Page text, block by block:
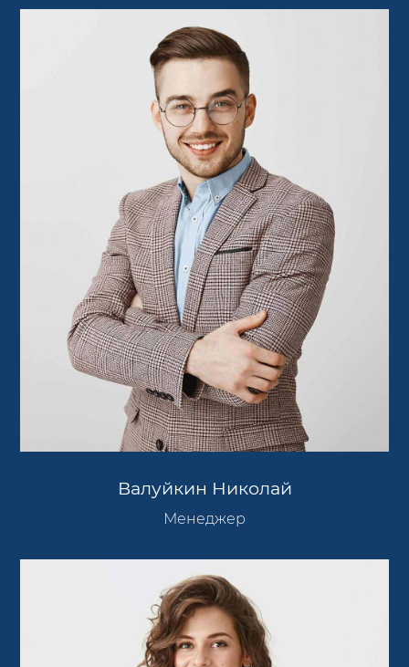
Валуйкин Николай
Менеджер